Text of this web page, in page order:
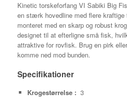
Kinetic torskeforfang VI Sabiki Big
en stærk hovedline med flere kraftige
monteret med en skarp og robust
designet til at efterligne små fisk,
attraktive for rovfisk. Brug en pirk
komme ned mod bunden.
Specifikationer
Krogestørrelse : 3